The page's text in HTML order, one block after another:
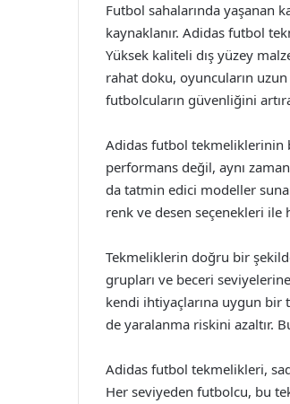
Futbol sahalarında yaşanan
kaynaklanır. Adidas futbol
Yüksek kaliteli dış yüzey
rahat doku, oyuncuların
futbolcuların güvenliğini
Adidas futbol tekmeliklerinin
performans değil, aynı
da tatmin edici modeller
renk ve desen seçenekleri
Tekmeliklerin doğru bir
grupları ve beceri
kendi ihtiyaçlarına uygun bir
de yaralanma riskini azaltır.
Adidas futbol tekmelikleri,
Her seviyeden futbolcu, bu